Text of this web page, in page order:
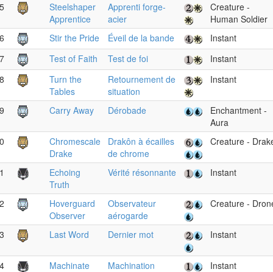
Steelshaper
Apprentice
Apprenti forge-
acier
Creature -
Human Soldier
Stir the Pride Éveil de la bande
Instant
Test of Faith Test de foi
Instant
Turn the
Tables
Retournement de
situation
Instant
Carry Away Dérobade
Enchantment -
Aura
Chromescale
Drake
Drakôn à écailles
de chrome
Creature -
Echoing
Truth
Vérité résonnante Instant
Hoverguard
Observer
Observateur
aérogarde
Creature -
Last Word Dernier mot Instant
Machinate Machination Instant